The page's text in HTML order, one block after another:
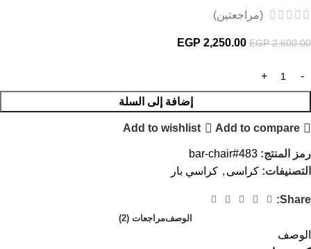
(مراجعتين)
EGP2,600.00
EGP 2,250.00
إضافة إلى السلة
Add to compare
Add to wishlist
رمز المنتج: bar-chair#483
التصنيفات: كراسى , كراسي بار
Share:
الوصفمراجعات (2)
الوصف